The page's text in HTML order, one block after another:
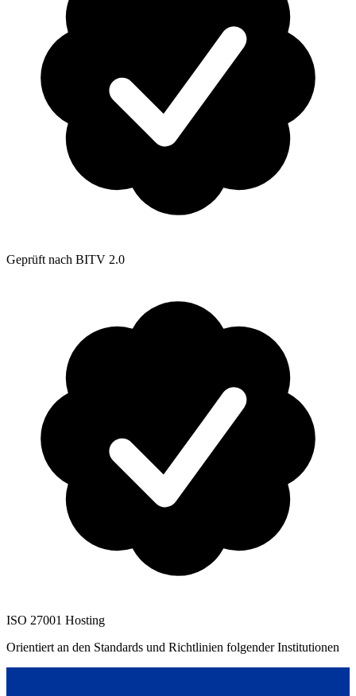
Geprüft nach BITV 2.0
ISO 27001 Hosting
Orientiert an den Standards und Richtlinien folgender Institutionen